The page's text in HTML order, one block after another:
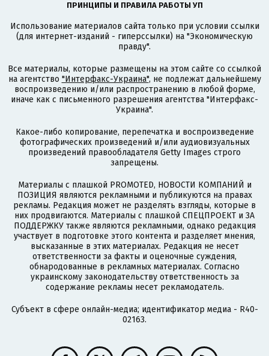
ПРИНЦИПЫ И ПРАВИЛА РАБОТЫ УП
Использование материалов сайта только при условии ссылки
(для интернет-изданий - гиперссылки) на "Экономическую
правду".
Все материалы, которые размещены на этом сайте со ссылкой
на агентство "Интерфакс-Украина", не подлежат дальнейшему
воспроизведению и/или распространению в любой форме,
иначе как с письменного разрешения агентства "Интерфакс-
Украина".
Какое-либо копирование, перепечатка и воспроизведение
фотографических произведений и/или аудиовизуальных
произведений правообладателя Getty Images строго
запрещены.
Материалы с плашкой PROMOTED, НОВОСТИ КОМПАНИЙ и
ПОЗИЦИЯ являются рекламными и публикуются на правах
рекламы. Редакция может не разделять взгляды, которые в
них продвигаются. Материалы с плашкой СПЕЦПРОЕКТ и ЗА
ПОДДЕРЖКУ также являются рекламными, однако редакция
участвует в подготовке этого контента и разделяет мнения,
высказанные в этих материалах. Редакция не несет
ответственности за факты и оценочные суждения,
обнародованные в рекламных материалах. Согласно
украинскому законодательству ответственность за
содержание рекламы несет рекламодатель.
Субъект в сфере онлайн-медиа; идентификатор медиа - R40-
02163.